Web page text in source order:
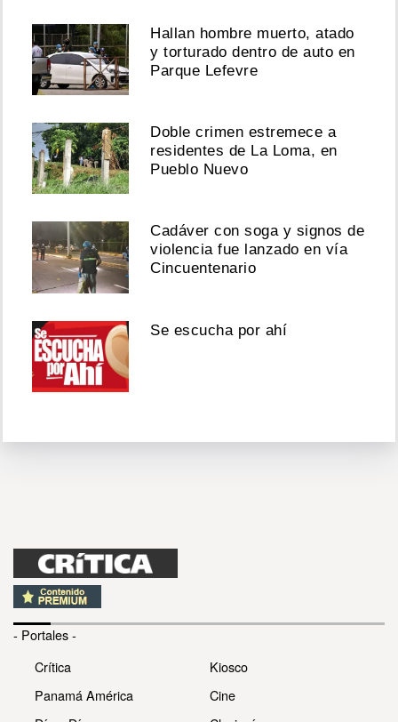
Hallan hombre muerto, atado
y torturado dentro de auto en
Parque Lefevre
Doble crimen estremece a
residentes de La Loma, en
Pueblo Nuevo
Cadáver con soga y signos de
violencia fue lanzado en vía
Cincuentenario
Se escucha por ahí
- Portales -
Crítica
Panamá América
Kiosco
Cine